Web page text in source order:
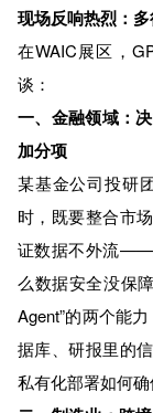
现场反响热烈：
在WAIC展区，
谈：
一、金融领域：
加分项
某基金公司投研
时，既要整合市
证数据不外流——
么数据安全没保
Agent”的两个能
据库、研报里的
私有化部署如何确